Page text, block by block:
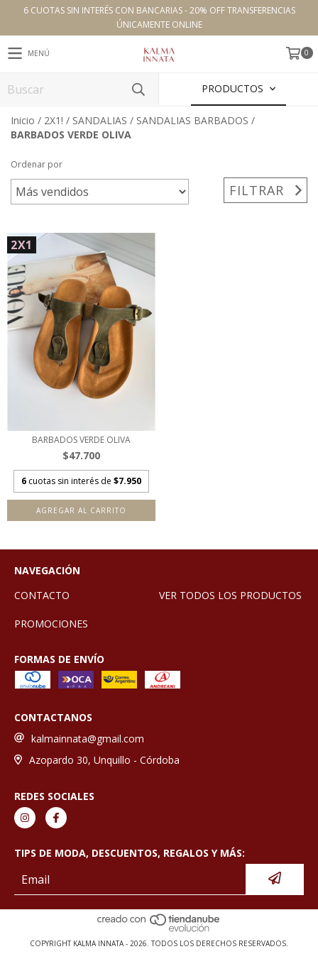
6 CUOTAS SIN INTERÉS CON BANCARIAS - 20% OFF TRANSFERENCIAS
ÚNICAMENTE ONLINE
MENÚ 0
PRODUCTOS
Inicio / 2X1! / SANDALIAS / SANDALIAS BARBADOS /
BARBADOS VERDE OLIVA
Ordenar por
FILTRAR
2X1
BARBADOS VERDE OLIVA
$47.700
6 cuotas sin interés de $7.950
AGREGAR AL CARRITO
NAVEGACIÓN
CONTACTO
VER TODOS LOS PRODUCTOS
PROMOCIONES
FORMAS DE ENVÍO
CONTACTANOS
kalmainnata@gmail.com
Azopardo 30, Unquillo - Córdoba
REDES SOCIALES
TIPS DE MODA, DESCUENTOS, REGALOS Y MÁS:
COPYRIGHT KALMA INNATA - 2026. TODOS LOS DERECHOS RESERVADOS.